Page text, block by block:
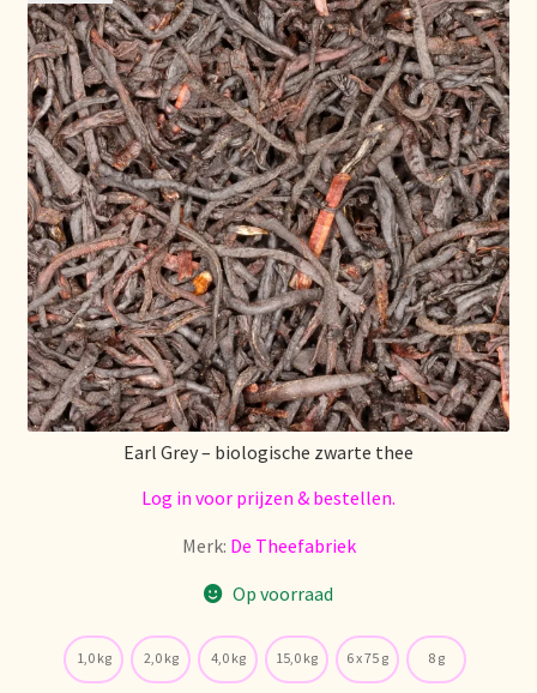
Seguridad alimentaria
Shipping and delivery
Sortiment
Stock matters
Surtido
Terms and Conditions
Über uns
Versand und Lieferung
Verzenden en bezorgen
Voedselveiligheid
Earl Grey – biologische zwarte thee
Log in voor prijzen & bestellen.
Merk: De Theefabriek
Op voorraad
1,0 kg 2,0 kg 4,0 kg 15,0 kg 6 x 75 g 8 g